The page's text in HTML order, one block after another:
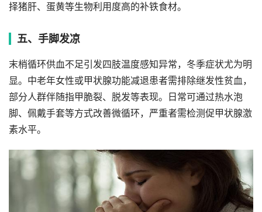
择猪肝、蛋黄等生物利用度高的补铁食材。
五、手脚发凉
末梢循环供血不足引发四肢温度感知异常，冬季症状尤为明
显。中老年女性或甲状腺功能减退患者需排除继发性贫血，
部分人群伴随指甲脆裂、脱发等表现。日常可通过热水泡
脚、佩戴手套等方式改善微循环，严重者需检测促甲状腺激
素水平。